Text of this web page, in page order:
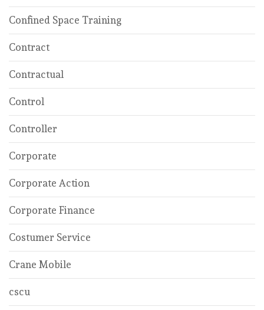
Confined Space Training
Contract
Contractual
Control
Controller
Corporate
Corporate Action
Corporate Finance
Costumer Service
Crane Mobile
cscu